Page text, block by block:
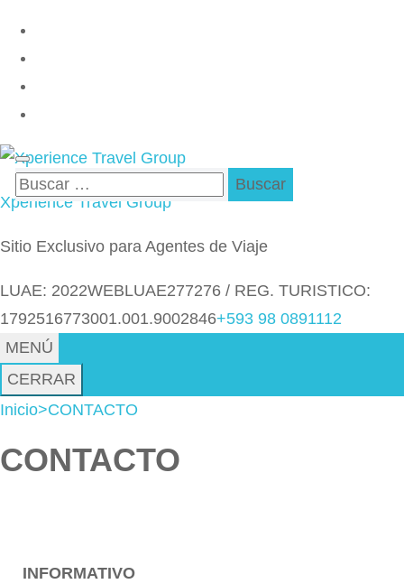
Saltar
contenido
(presiona
la
tecla
Intro)
Buscar:
Xperience Travel Group
Sitio Exclusivo para Agentes de Viaje
LUAE: 2022WEBLUAE277276 / REG. TURISTICO:
1792516773001.001.9002846+593 98 0891112
MENÚ
CERRAR
Inicio>CONTACTO
CONTACTO
INFORMATIVO